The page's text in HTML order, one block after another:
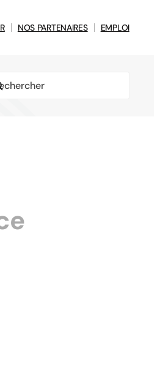
NOS PARTENAIRES EMPLOI